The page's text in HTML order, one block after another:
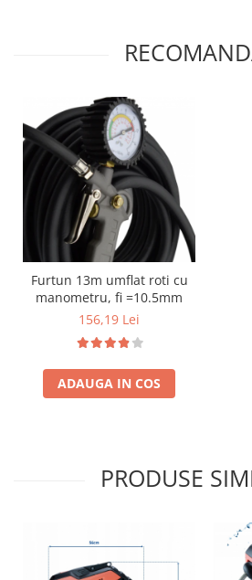
Furtun 13m umflat roti cu
manometru, fi =10.5mm
156,19 Lei
ADAUGA IN COS
PRODUSE